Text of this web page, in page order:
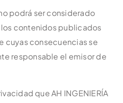
podrá ser considerado
contenidos publicados
cuyas consecuencias se
responsable el emisor de
que AH INGENIERÍA